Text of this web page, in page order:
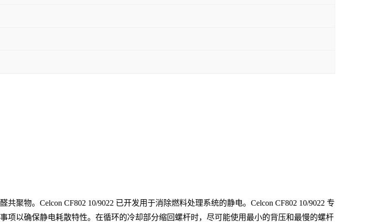
聚物。Celcon CF802 10/9022 已开发用于消除燃料处理系统的静电。Celcon CF802 10/9022 专
项以确保静电耗散特性。在循环的冷却部分缩回螺杆时，尽可能使用最小的背压和最慢的螺杆